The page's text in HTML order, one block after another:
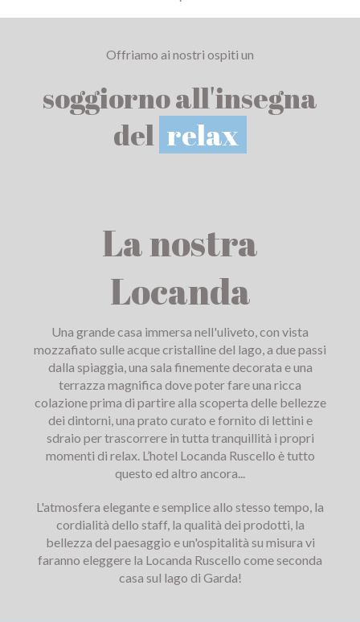
Offriamo ai nostri ospiti un
soggiorno all'insegna
del relax
La nostra
Locanda
Una grande casa immersa nell'uliveto, con vista
mozzafiato sulle acque cristalline del lago, a due passi
dalla spiaggia, una sala finemente decorata e una
terrazza magnifica dove poter fare una ricca
colazione prima di partire alla scoperta delle bellezze
dei dintorni, una prato curato e fornito di lettini e
sdraio per trascorrere in tutta tranquillità i propri
momenti di relax. L’hotel Locanda Ruscello è tutto
questo ed altro ancora...
L'atmosfera elegante e semplice allo stesso tempo, la
cordialità dello staff, la qualità dei prodotti, la
bellezza del paesaggio e un'ospitalità su misura vi
faranno eleggere la Locanda Ruscello come seconda
casa sul lago di Garda!